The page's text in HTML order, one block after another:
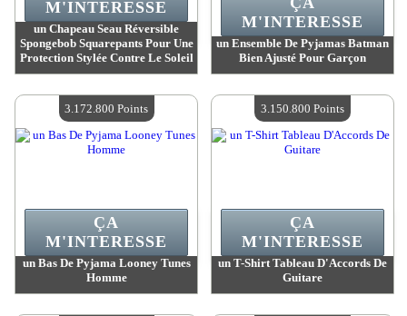
un Chapeau Seau Réversible
Spongebob Squarepants Pour Une
Protection Stylée Contre Le Soleil
Quantité Disponible :4
M'INTERESSE
un Ensemble De Pyjamas Batman
Bien Ajusté Pour Garçon
Quantité Disponible :4
M'INTERESSE
un Bas De Pyjama Looney Tunes
Homme
ÇA
M'INTERESSE
3.172.800 Points
un T-Shirt Tableau D'Accords De
Guitare
ÇA
M'INTERESSE
3.150.800 Points